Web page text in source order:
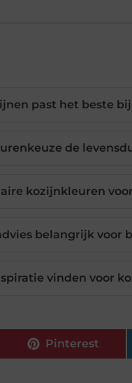
past het beste
de
kozijnkleuren
belangrijk voor
vinden voor
Pinterest